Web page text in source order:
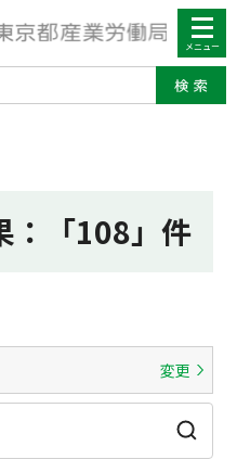
：「108」件